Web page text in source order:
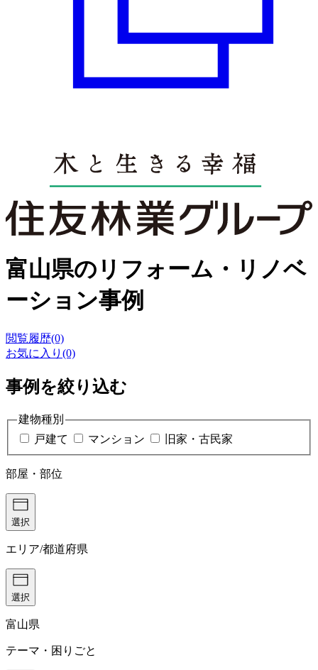
富山県のリフォーム・リノベ
ーション事例
閲覧履歴(0)
お気に入り(0)
事例を絞り込む
建物種別
戸建て
マンション 旧家・古民家
部屋・部位
選択
エリア/都道府県
選択
富山県
テーマ・困りごと